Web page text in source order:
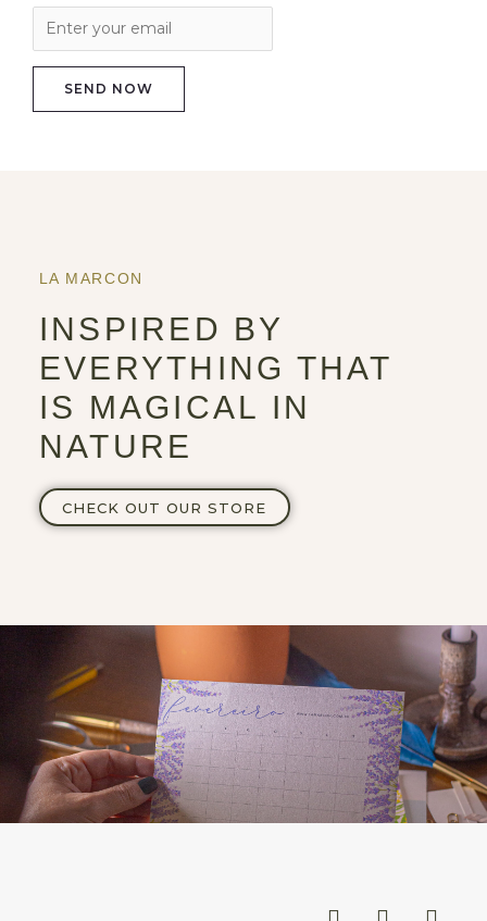
LA MARCON
INSPIRED BY
EVERYTHING THAT
IS MAGICAL IN
NATURE
CHECK OUT OUR STORE